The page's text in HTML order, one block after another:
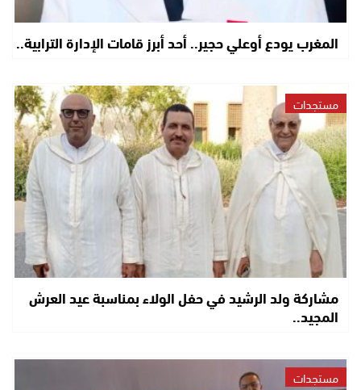
المغرب يودع أوعلي حجير.. أحد أبرز قامات الإدارة الترابية..
مستجدات
مشاركة ولد الرشيد في حفل الولاء بمناسبة عيد العرش
المجيد..
مستجدات